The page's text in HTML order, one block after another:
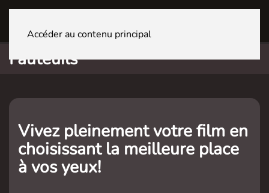
Accéder au contenu principal
Fauteuils
Vivez pleinement votre film en
choisissant la meilleure place
à vos yeux!